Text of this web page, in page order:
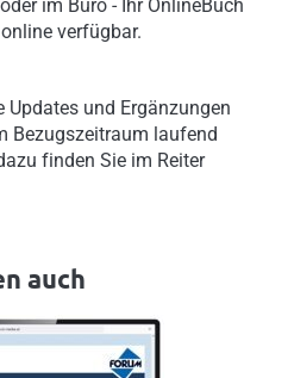
im Büro - Ihr OnlineBuch
verfügbar.
und Ergänzungen
Bezugszeitraum laufend
finden Sie im Reiter
auch